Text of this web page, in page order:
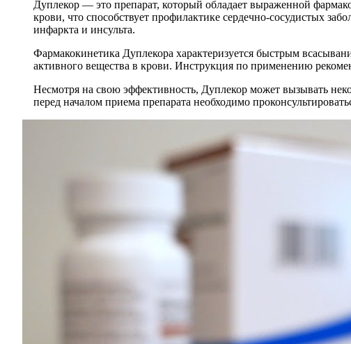
Дуплекор — это препарат, который обладает выраженной
крови, что способствует профилактике сердечно-сосудистых
инфаркта и инсульта.
Фармакокинетика Дуплекора характеризуется быстрым
активного вещества в крови. Инструкция по применению
Несмотря на свою эффективность, Дуплекор может вызывать
перед началом приема препарата необходимо